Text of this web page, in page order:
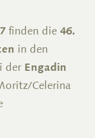
finden die 46.
in den
der Engadin
Celerina